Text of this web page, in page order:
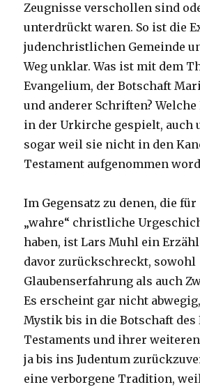
Zeugnisse verschollen sind
unterdrückt waren. So ist die
judenchristlichen Gemeinde
Weg unklar. Was ist mit dem
Evangelium, der Botschaft
und anderer Schriften? Welche
in der Urkirche gespielt, auch
sogar weil sie nicht in den
Testament aufgenommen
Im Gegensatz zu denen, die
„wahre“ christliche
haben, ist Lars Muhl ein
davor zurückschreckt, sowohl
Glaubenserfahrung als auch
Es erscheint gar nicht
Mystik bis in die Botschaft des
Testaments und ihrer
ja bis ins Judentum
eine verborgene Tradition,